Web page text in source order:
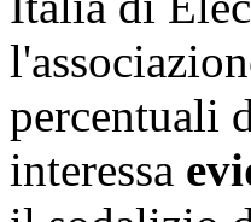
percentuali
interessa